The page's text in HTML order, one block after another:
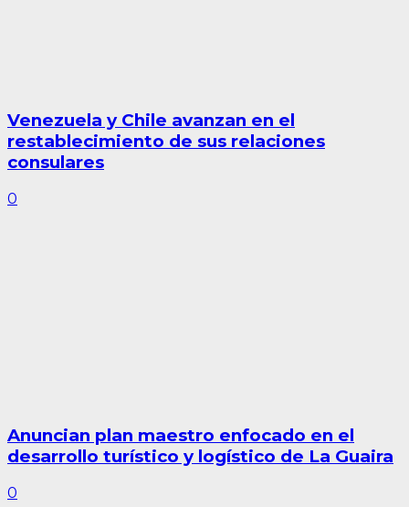
Venezuela y Chile avanzan en el
restablecimiento de sus relaciones
consulares
0
Anuncian plan maestro enfocado en el
desarrollo turístico y logístico de La Guaira
0